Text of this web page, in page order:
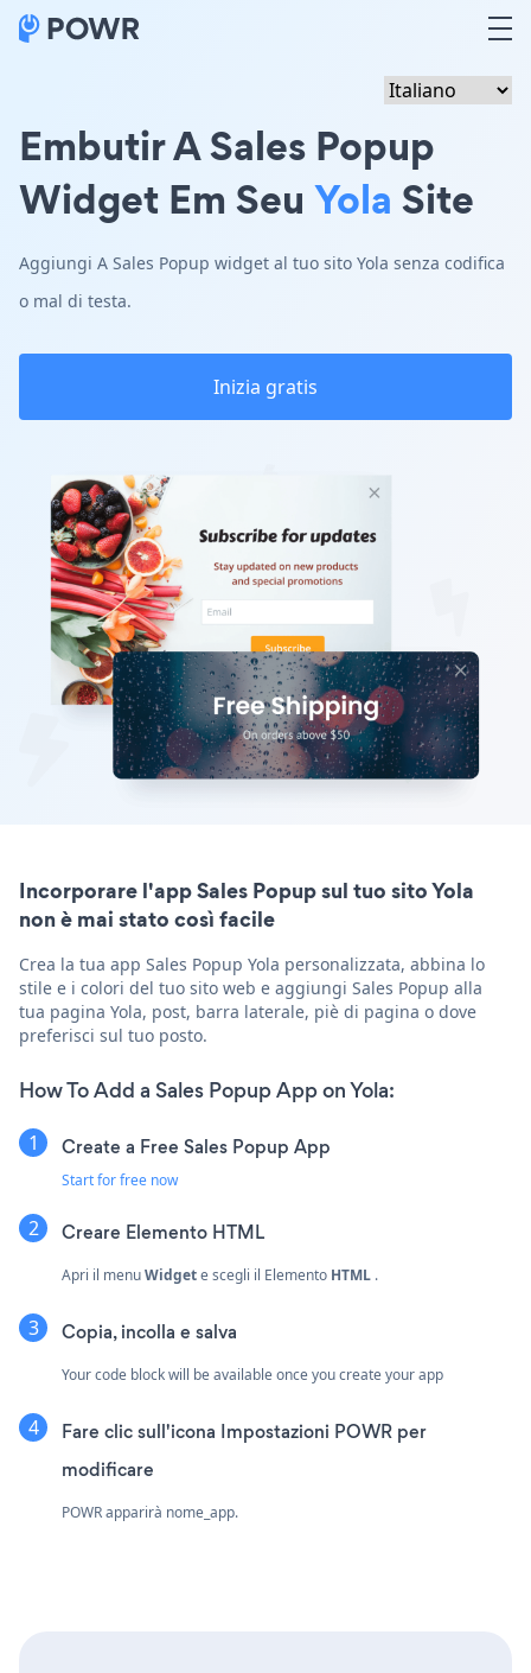
Embutir A Sales Popup
Widget Em Seu Yola Site
Aggiungi A Sales Popup widget al tuo sito Yola senza codifica
o mal di testa.
Inizia gratis
Incorporare l'app Sales Popup sul tuo sito Yola
non è mai stato così facile
Crea la tua app Sales Popup Yola personalizzata, abbina lo
stile e i colori del tuo sito web e aggiungi Sales Popup alla
tua pagina Yola, post, barra laterale, piè di pagina o dove
preferisci sul tuo posto.
How To Add a Sales Popup App on Yola:
Create a Free Sales Popup App
Start for free now
Creare Elemento HTML
Apri il menuWidgete scegli il Elemento HTML .
Copia, incolla e salva
Your code block will be available once you create your app
Fare clic sull'icona Impostazioni POWR per
modificare
POWR apparirà nome_app.